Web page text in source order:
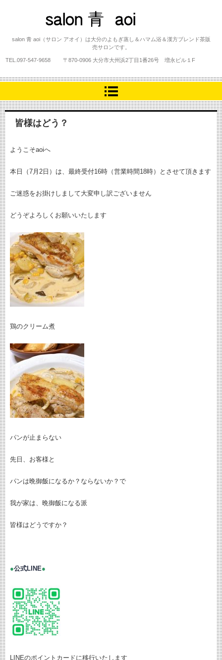
salon 青 aoi
salon 青 aoi（サロン アオイ）は大分のよもぎ蒸し＆ハマム浴＆漢方ブレンド茶販
売サロンです。
TEL. 097-547-9658 〒870-0906 大分市大州浜2丁目1番26号 増永ビル１F
皆様はどう？
ようこそaoiへ
本日（7月2日）は、最終受付16時（営業時間18時）とさせて頂きます
ご迷惑をお掛けしまして大変申し訳ございません
どうぞよろしくお願いいたします
鶏のクリーム煮
パンが止まらない
先日、お客様と
パンは晩御飯になるか？ならないか？で
我が家は、晩御飯になる派
皆様はどうですか？
●公式LINE●
LINEのポイントカードに移行いたします